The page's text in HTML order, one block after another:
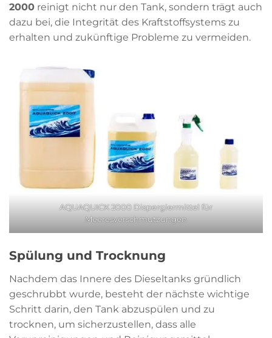
2000 reinigt nicht nur den Tank, sondern trägt auch
dazu bei, die Integrität des Kraftstoffsystems zu
erhalten und zukünftige Probleme zu vermeiden.
AQUAQUICK 2000 Dispergiermittel für
Meeresverschmutzungen
Spülung und Trocknung
Nachdem das Innere des Dieseltanks gründlich
geschrubbt wurde, besteht der nächste wichtige
Schritt darin, den Tank abzuspülen und zu
trocknen, um sicherzustellen, dass alle